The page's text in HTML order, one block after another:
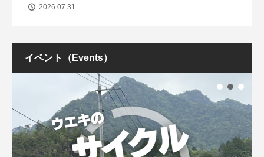
2026.07.31
イベント（Events）